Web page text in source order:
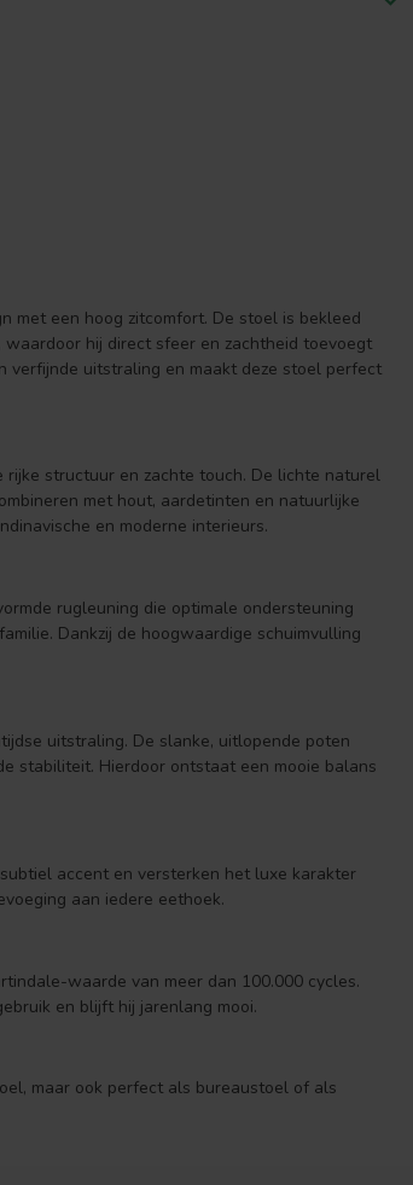
met een hoog zitcomfort. De stoel is bekleed
, waardoor hij direct sfeer en zachtheid toevoegt
verfijnde uitstraling en maakt deze stoel perfect
structuur en zachte touch. De lichte naturel
met hout, aardetinten en natuurlijke
en moderne interieurs.
rugleuning die optimale ondersteuning
Dankzij de hoogwaardige schuimvulling
uitstraling. De slanke, uitlopende poten
stabiliteit. Hierdoor ontstaat een mooie balans
accent en versterken het luxe karakter
aan iedere eethoek.
waarde van meer dan 100.000 cycles.
en blijft hij jarenlang mooi.
maar ook perfect als bureaustoel of als